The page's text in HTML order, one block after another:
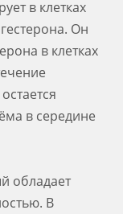
в клетках
Он
в клетках
в середине
обладает
В